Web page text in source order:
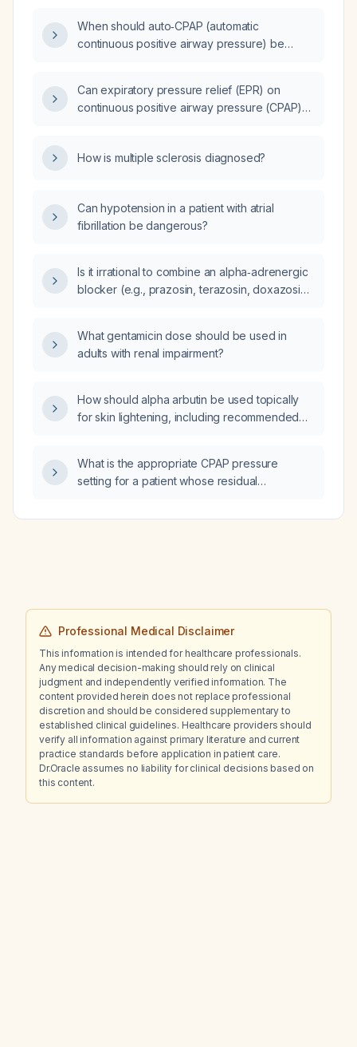
When should auto‑CPAP (automatic
continuous positive airway pressure) be
Can expiratory pressure relief (EPR) on
continuous positive airway pressure (CPAP)
How is multiple sclerosis diagnosed?
Can hypotension in a patient with atrial
fibrillation be dangerous?
Is it irrational to combine an alpha‑adrenergic
blocker (e.g., prazosin, terazosin, doxazosin)
treatment of hypertension?
What gentamicin dose should be used in
adults with renal impairment?
How should alpha arbutin be used topically
for skin lightening, including recommended
What is the appropriate CPAP pressure
setting for a patient whose residual
hour, with a current pressure below 6 cm H₂O
Professional Medical Disclaimer
This information is intended for healthcare professionals.
Any medical decision-making should rely on clinical
judgment and independently verified information. The
content provided herein does not replace professional
discretion and should be considered supplementary to
established clinical guidelines. Healthcare providers should
verify all information against primary literature and current
practice standards before application in patient care.
Dr.Oracle assumes no liability for clinical decisions based on
this content.